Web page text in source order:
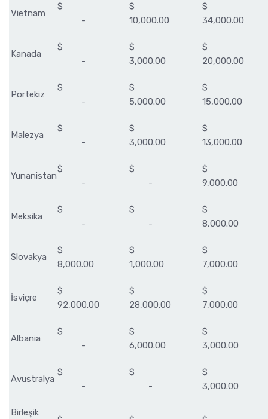
Vietnam
$
-
$
10,000.00
$
34,000.00
Kanada
$
-
$
3,000.00
$
20,000.00
Portekiz
$
-
$
5,000.00
$
15,000.00
Malezya
$
-
$
3,000.00
$
13,000.00
Yunanistan
$
-
$
-
$
9,000.00
Meksika
$
-
$
-
$
8,000.00
Slovakya
$
8,000.00
$
1,000.00
$
7,000.00
İsviçre
$
92,000.00
$
28,000.00
$
7,000.00
Albania
$
-
$
6,000.00
$
3,000.00
Avustralya
$
-
$
-
$
3,000.00
Birleşik